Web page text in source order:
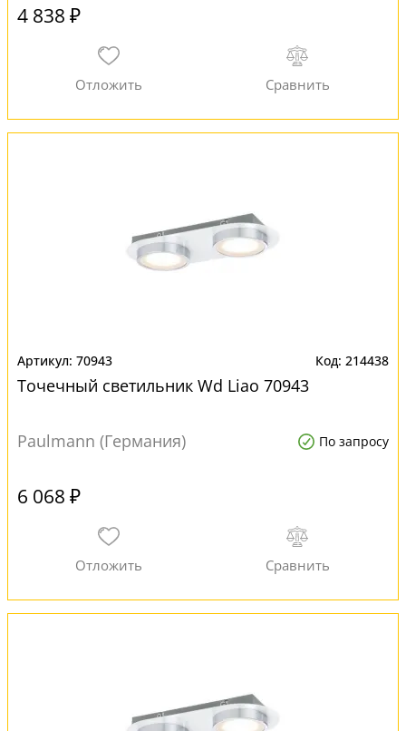
4 838 ₽
70943 214438
Точечный светильник Wd Liao 70943
Paulmann (Германия) По запросу
6 068 ₽